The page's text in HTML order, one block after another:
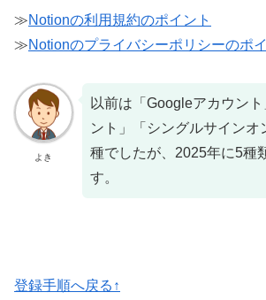
≫Notionの利用規約のポイント
≫Notionのプライバシーポリシーのポ
よき
以前は「Googleアカウン
ント」「シングルサインオ
種でしたが、2025年に5種
す。
登録手順へ戻る↑